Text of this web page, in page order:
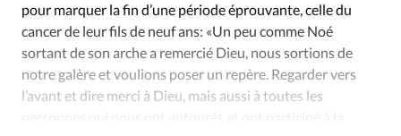
pour marquer la fin d’une période éprouvante, celle du
cancer de leur fils de neuf ans: «Un peu comme Noé
sortant de son arche a remercié Dieu, nous sortions de
notre galère et voulions poser un repère. Regarder vers
l’avant et dire merci à Dieu, mais aussi à toutes les
personnes qui nous ont entourés et ont participé à la